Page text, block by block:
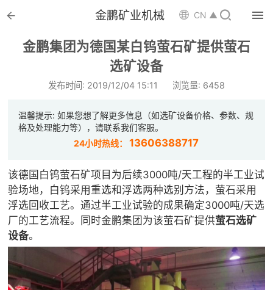
 金鹏矿业机械 CN ▲ 
金鹏集团为德国某白钨萤石矿提供萤石
选矿设备
发布时间: 2019/12/04 15:11 浏览量: 6458
温馨提示: 如果您想了解更多信息（如选矿设备价格、参数、规
格及处理能力等），请联系我们客服。
24小时热线：13606388717
该德国白钨萤石矿项目为后续3000吨/天工程的半工业试
验场地，白钨采用重选和浮选两种选别方法，萤石采用
浮选回收工艺。通过半工业试验的成果确定3000吨/天选
厂的工艺流程。同时金鹏集团为该萤石矿提供萤石选矿
设备。
 首页

 解决方案
 案例中心
 服务体系
 矿山设计院